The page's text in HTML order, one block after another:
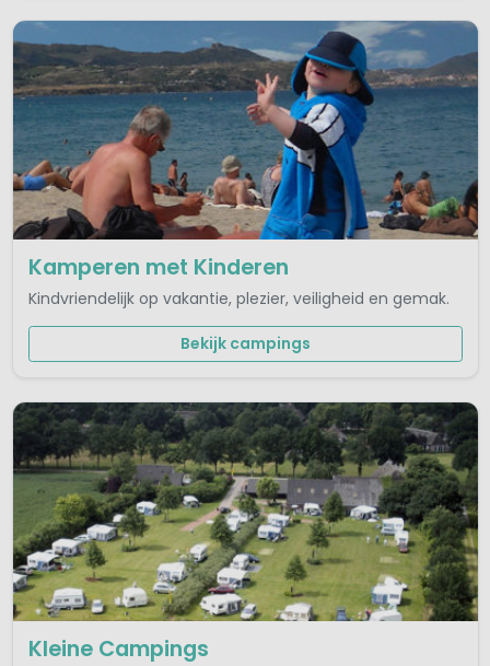
Kamperen met Kinderen
Kindvriendelijk op vakantie, plezier, veiligheid en gemak.
Bekijk campings
Kleine Campings